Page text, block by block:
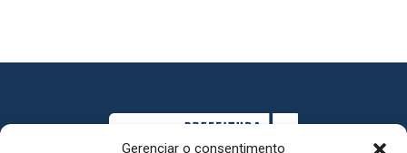
Gerenciar o consentimento